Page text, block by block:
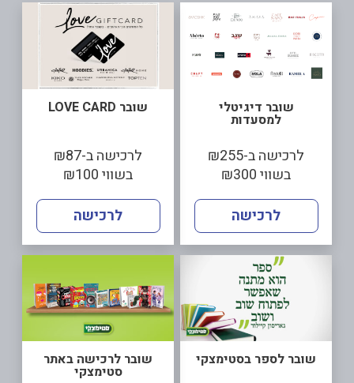
שובר דיגיטלי
למסעדות
לרכישה ב-₪255
בשווי ₪300
לרכישה
שובר LOVE CARD
לרכישה ב-₪87
בשווי ₪100
לרכישה
שובר לספר בסטימצקי שובר לרכישה באתר
סטימצקי